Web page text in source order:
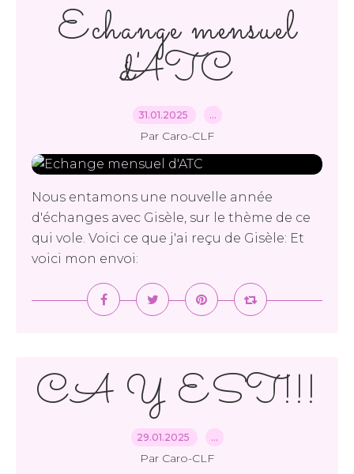
Echange mensuel
d'ATC
31.01.2025 …
Par Caro-CLF
Nous entamons une nouvelle année
d'échanges avec Gisèle, sur le thème de ce
qui vole. Voici ce que j'ai reçu de Gisèle: Et
voici mon envoi:
CA Y EST!!!
29.01.2025 …
Par Caro-CLF